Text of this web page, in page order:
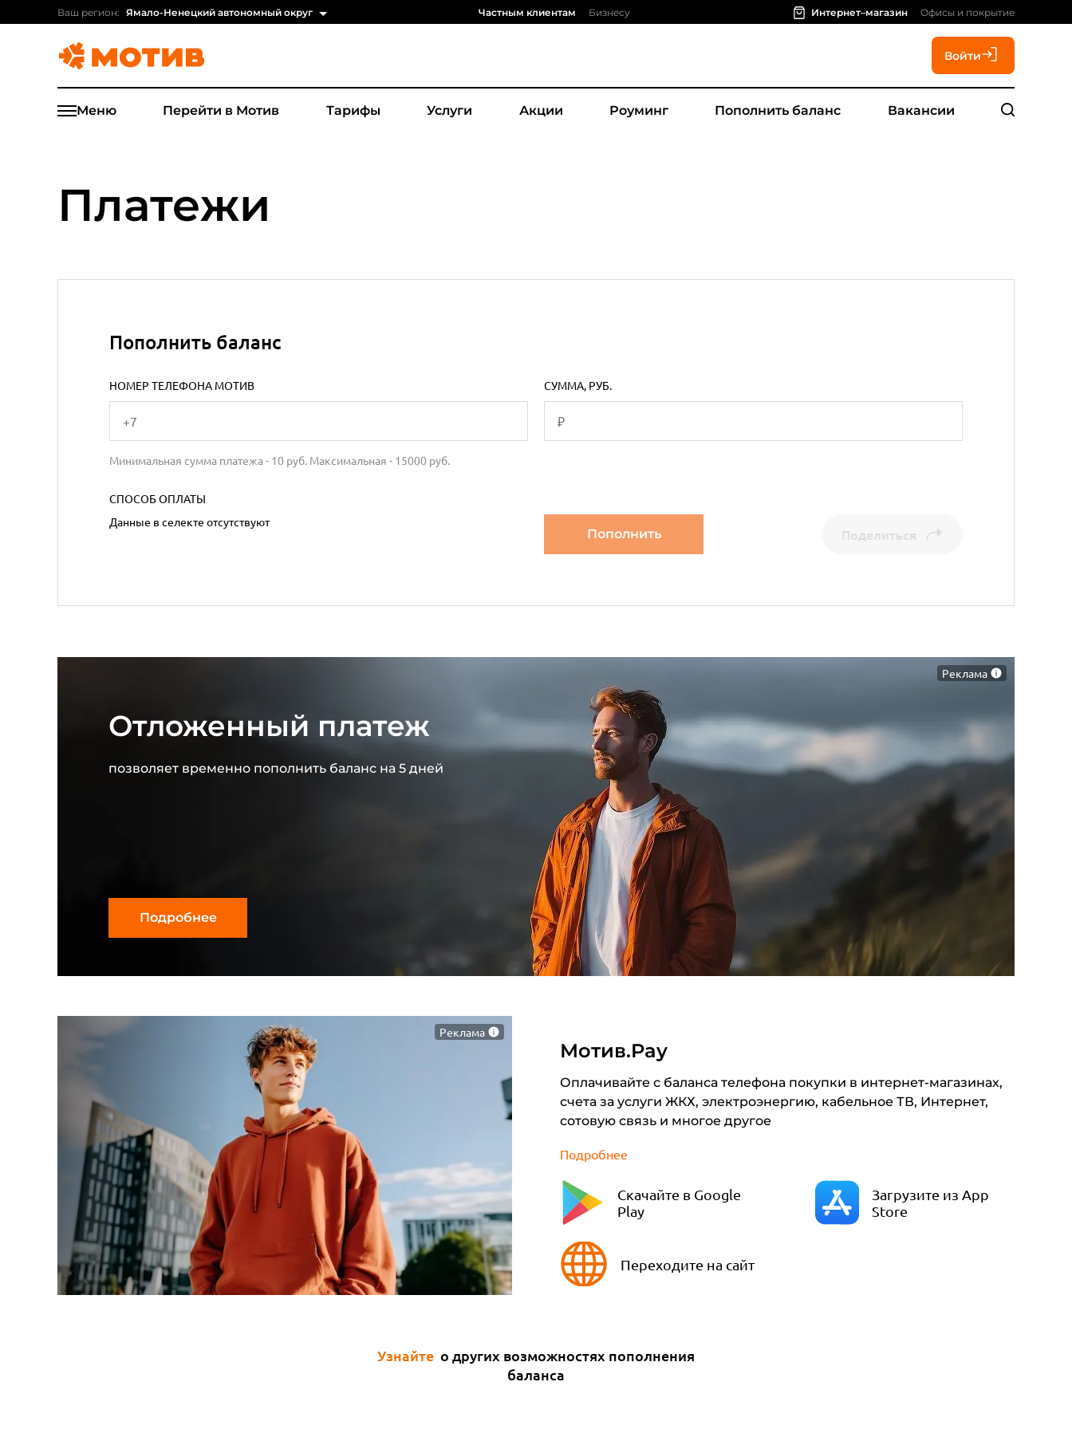
Ваш регион: Ямало-Ненецкий автономный округ Частным клиентам Бизнесу Интернет–магазин Офисы и покрытие
Войти
Меню Перейти в Мотив Тарифы Услуги Акции Роуминг Пополнить баланс Вакансии
Платежи
Пополнить баланс
НОМЕР ТЕЛЕФОНА МОТИВ СУММА, РУБ.
Минимальная сумма платежа - 10 руб. Максимальная - 15000 руб.
СПОСОБ ОПЛАТЫ
Данные в селекте отсутствуют
Пополнить Поделиться
Реклама
Отложенный платеж
позволяет временно пополнить баланс на 5 дней
Подробнее
Реклама
Мотив.Pay
Оплачивайте с баланса телефона покупки в интернет-магазинах,
счета за услуги ЖКХ, электроэнергию, кабельное ТВ, Интернет,
сотовую связь и многое другое
Подробнее
Скачайте в Google
Play
Загрузите из App
Store
Переходите на сайт
Узнайте о других возможностях пополнения
баланса